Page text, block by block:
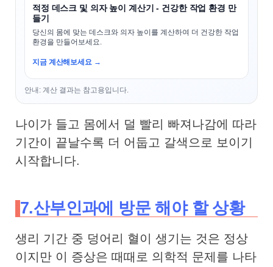
적정 데스크 및 의자 높이 계산기 - 건강한 작업 환경 만
들기
당신의 몸에 맞는 데스크와 의자 높이를 계산하여 더 건강한 작업
환경을 만들어보세요.
지금 계산해보세요 →
안내: 계산 결과는 참고용입니다.
나이가 들고 몸에서 덜 빨리 빠져나감에 따라
기간이 끝날수록 더 어둡고 갈색으로 보이기
시작합니다.
7.산부인과에 방문 해야 할 상황
생리 기간 중 덩어리 혈이 생기는 것은 정상
이지만 이 증상은 때때로 의학적 문제를 나타